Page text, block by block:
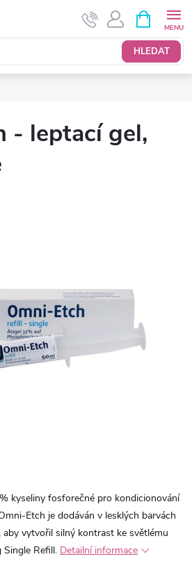
HLEDAT
NÁKUPNÍ
KOŠÍK
- leptací gel,
kyseliny fosforečné pro kondicionování
Etch je dodáván v lesklých barvách
aby vytvořil silný kontrast ke světlému
Single Refill. Detailní informace